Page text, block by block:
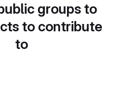
groups to
to contribute
to